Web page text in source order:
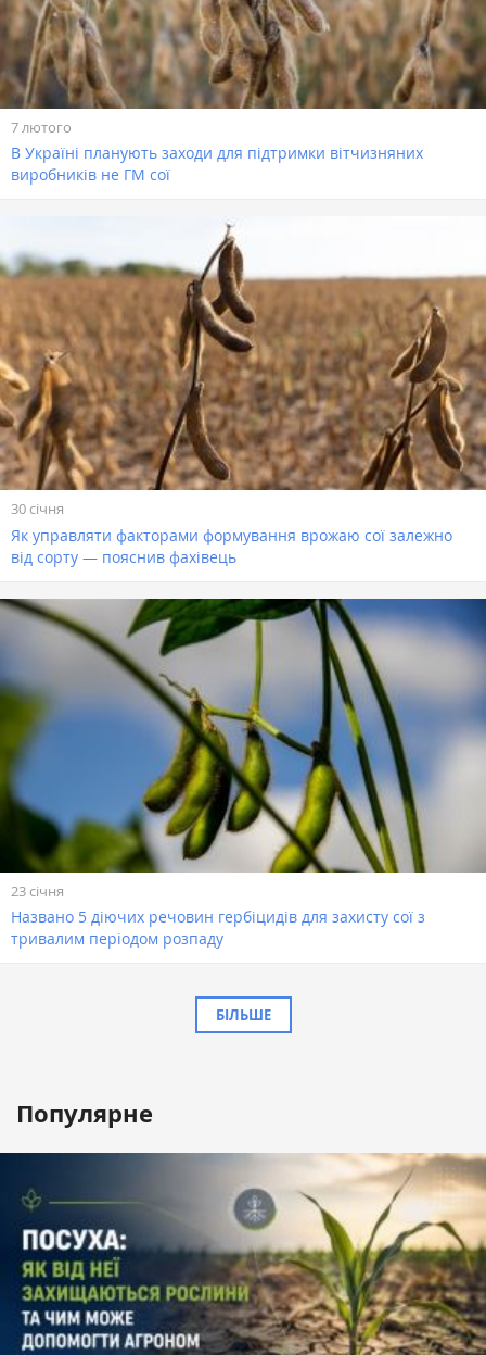
7 лютого
В Україні планують заходи для підтримки вітчизняних
виробників не ГМ сої
30 січня
Як управляти факторами формування врожаю сої залежно
від сорту — пояснив фахівець
23 січня
Названо 5 діючих речовин гербіцидів для захисту сої з
тривалим періодом розпаду
БІЛЬШЕ
Популярне